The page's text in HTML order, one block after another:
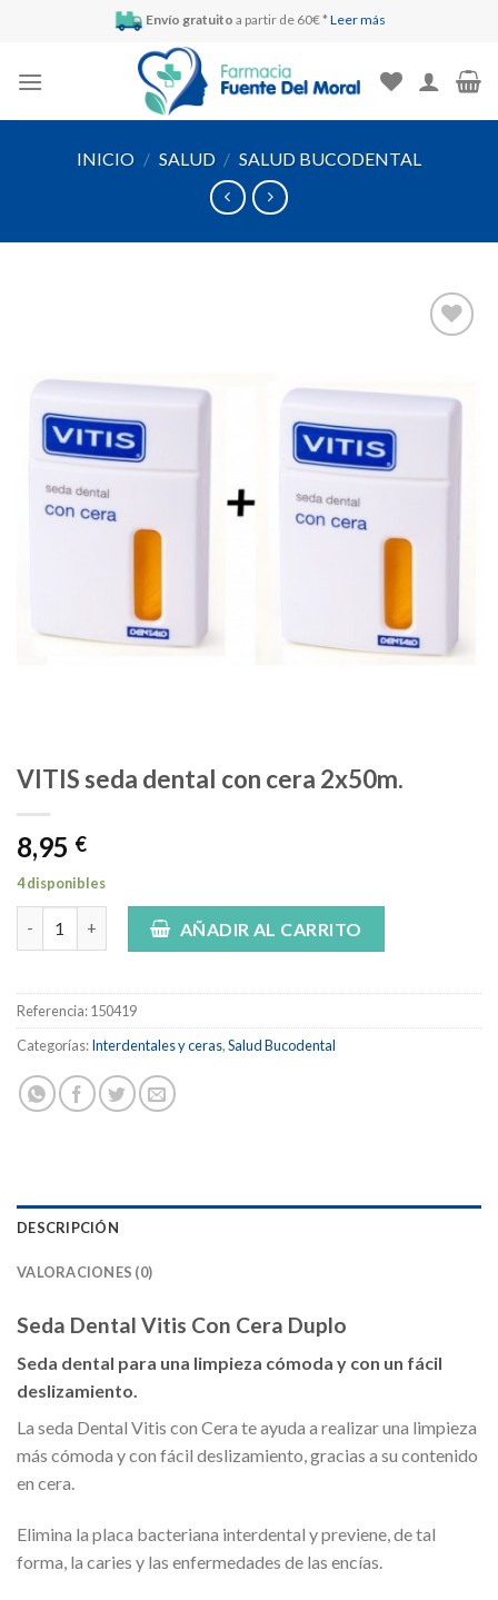
Envío gratuito a partir de 60€ * Leer más
INICIO / SALUD / SALUD BUCODENTAL
Añadir
a la
VITIS seda dental con cera 2x50m.
8,95 €
4 disponibles
VITIS seda dental con cera 2x50m. cantidad
AÑADIR AL CARRITO
Referencia:150419
Categorías:Interdentales y ceras,Salud Bucodental
DESCRIPCIÓN
VALORACIONES (0)
Seda Dental Vitis Con Cera Duplo
Seda dental para una limpieza cómoda y con un fácil
deslizamiento.
La seda Dental Vitis con Cera te ayuda a realizar una limpieza
más cómoda y con fácil deslizamiento, gracias a su contenido
en cera.
Elimina la placa bacteriana interdental y previene, de tal
forma, la caries y las enfermedades de las encías.